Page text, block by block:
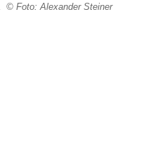
© Foto: Alexander Steiner